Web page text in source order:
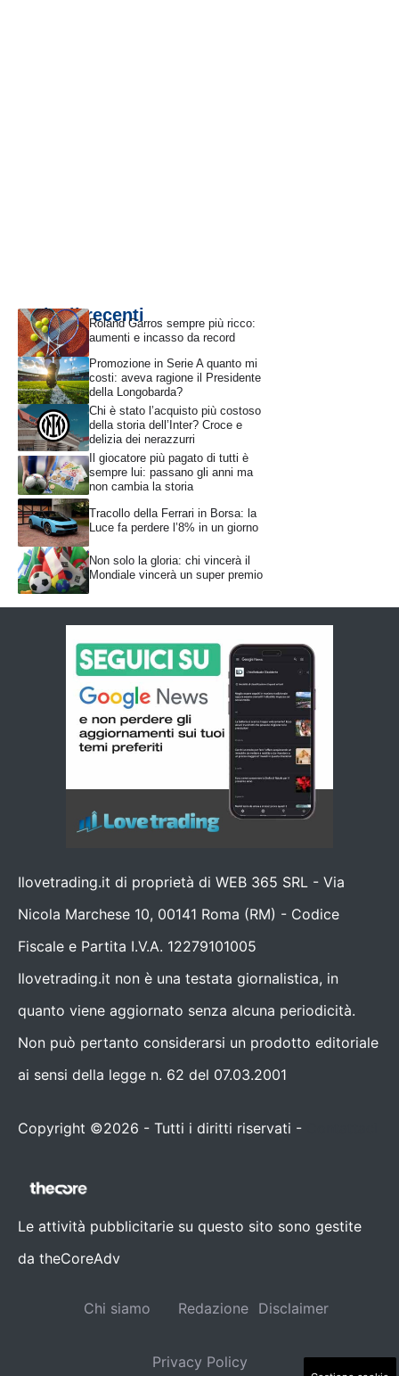
Articoli recentiRoland Garros sempre più ricco:
aumenti e incasso da record
Promozione in Serie A quanto mi
costi: aveva ragione il Presidente
della Longobarda?
Chi è stato l’acquisto più costoso
della storia dell’Inter? Croce e
delizia dei nerazzurri
Il giocatore più pagato di tutti è
sempre lui: passano gli anni ma
non cambia la storia
Tracollo della Ferrari in Borsa: la
Luce fa perdere l’8% in un giorno
Non solo la gloria: chi vincerà il
Mondiale vincerà un super premio
Ilovetrading.it di proprietà di WEB 365 SRL - Via
Nicola Marchese 10, 00141 Roma (RM) - Codice
Fiscale e Partita I.V.A. 12279101005
Ilovetrading.it non è una testata giornalistica, in
quanto viene aggiornato senza alcuna periodicità.
Non può pertanto considerarsi un prodotto editoriale
ai sensi della legge n. 62 del 07.03.2001
Copyright ©2026 - Tutti i diritti riservati -
Le attività pubblicitarie su questo sito sono gestite
da theCoreAdv
Chi siamo Redazione Disclaimer
Privacy Policy